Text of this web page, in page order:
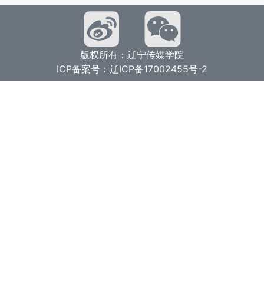
版权所有：辽宁传媒学院
ICP备案号：辽ICP备17002455号-2